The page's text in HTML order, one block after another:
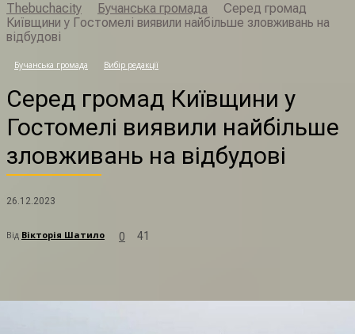
Thebuchacity Бучанська громада
Серед громад
Київщини у Гостомелі виявили найбільше зловживань на
відбудові
Бучанська громада Вибір редакції
Серед громад Київщини у
Гостомелі виявили найбільше
зловживань на відбудові
26.12.2023
Від Вікторія Шатило 0 41